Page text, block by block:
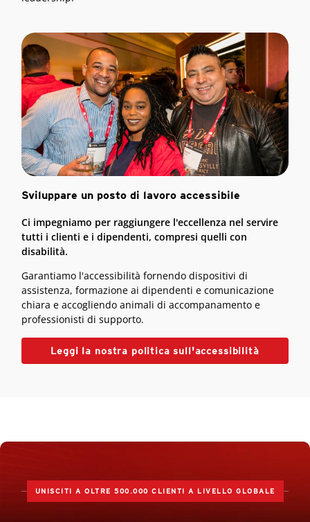
Sviluppare un posto di lavoro accessibile
Ci impegniamo per raggiungere l'eccellenza nel servire
tutti i clienti e i dipendenti, compresi quelli con
disabilità.
Garantiamo l'accessibilità fornendo dispositivi di
assistenza, formazione ai dipendenti e comunicazione
chiara e accogliendo animali di accompanamento e
professionisti di supporto.
Leggi la nostra politica sull'accessibilità
UNISCITI A OLTRE 500.000 CLIENTI A LIVELLO GLOBALE